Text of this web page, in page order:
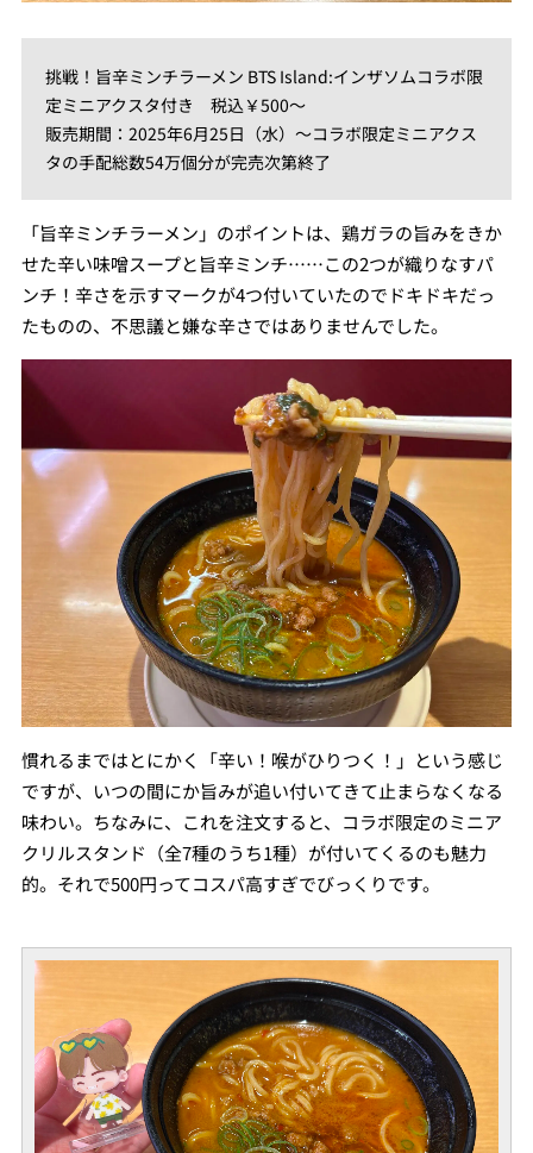
挑戦！旨辛ミンチラーメン BTS Island:インザソムコラボ限
定ミニアクスタ付き 税込￥500～
販売期間：2025年6月25日（水）～コラボ限定ミニアクス
タの手配総数54万個分が完売次第終了
「旨辛ミンチラーメン」のポイントは、鶏ガラの旨みをきか
せた辛い味噌スープと旨辛ミンチ……この2つが織りなすパ
ンチ！辛さを示すマークが4つ付いていたのでドキドキだっ
たものの、不思議と嫌な辛さではありませんでした。
慣れるまではとにかく「辛い！喉がひりつく！」という感じ
ですが、いつの間にか旨みが追い付いてきて止まらなくなる
味わい。ちなみに、これを注文すると、コラボ限定のミニア
クリルスタンド（全7種のうち1種）が付いてくるのも魅力
的。それで500円ってコスパ高すぎでびっくりです。